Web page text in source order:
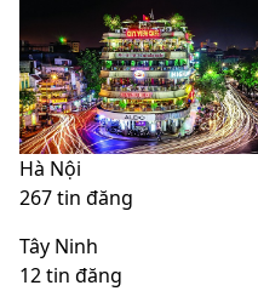
Hà Nội
267 tin đăng
Tây Ninh
12 tin đăng